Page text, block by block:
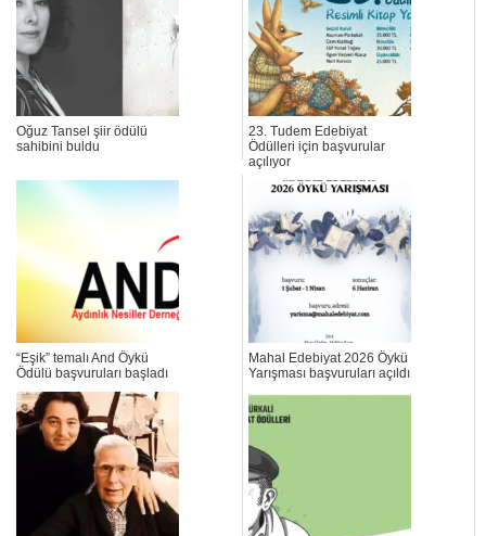
Oğuz Tansel şiir ödülü
sahibini buldu
23. Tudem Edebiyat
Ödülleri için başvurular
açılıyor
“Eşik” temalı And Öykü
Ödülü başvuruları başladı
Mahal Edebiyat 2026 Öykü
Yarışması başvuruları açıldı